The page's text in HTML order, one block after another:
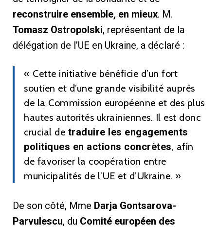
reconstruire ensemble, en mieux. M.
Tomasz Ostropolski, représentant de la
délégation de l’UE en Ukraine, a déclaré :
« Cette initiative bénéficie d’un fort
soutien et d’une grande visibilité auprès
de la Commission européenne et des plus
hautes autorités ukrainiennes. Il est donc
crucial de traduire les engagements
politiques en actions concrètes, afin
de favoriser la coopération entre
municipalités de l’UE et d’Ukraine. »
De son côté, Mme Darja Gontsarova-
Parvulescu, du Comité européen des